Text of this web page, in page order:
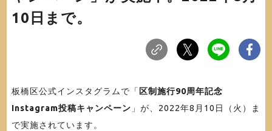
10日まで。
板橋区公式インスタグラムで「 区制施行90周年記念
Instagram投稿キャンペーン 」が、2022年8月10日（火）ま
で実施されています。